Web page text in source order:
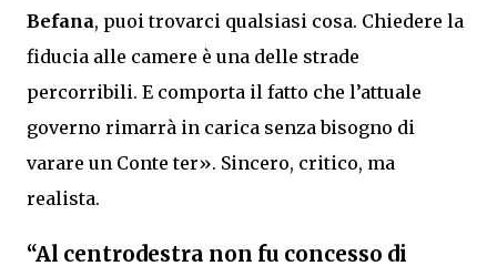
Befana, puoi trovarci qualsiasi cosa. Chiedere la
fiducia alle camere è una delle strade
percorribili. E comporta il fatto che l’attuale
governo rimarrà in carica senza bisogno di
varare un Conte ter». Sincero, critico, ma
realista.
“Al centrodestra non fu concesso di